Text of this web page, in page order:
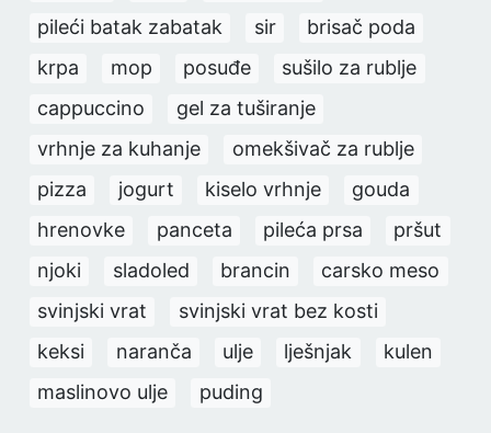
pileći batak zabatak
sir
brisač poda
krpa
mop posuđe
sušilo za rublje
cappuccino
gel za tuširanje
vrhnje za kuhanje
omekšivač za rublje
pizza
jogurt kiselo vrhnje
gouda
hrenovke
panceta pileća prsa
pršut
njoki
sladoled brancin
carsko meso
svinjski vrat
svinjski vrat bez kosti
keksi
naranča ulje lješnjak
kulen
maslinovo ulje
puding